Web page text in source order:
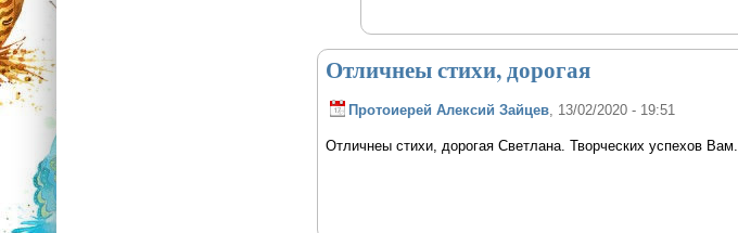
Отличнеы стихи, дорогая
Протоиерей Алексий Зайцев, 13/02/2020 - 19:51
Отличнеы стихи, дорогая Светлана. Творческих успехов Вам.